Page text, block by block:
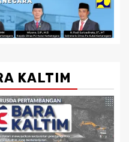
KALTIM